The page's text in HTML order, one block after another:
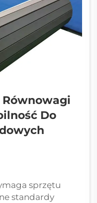
Równowagi
Do
sprzętu
standardy